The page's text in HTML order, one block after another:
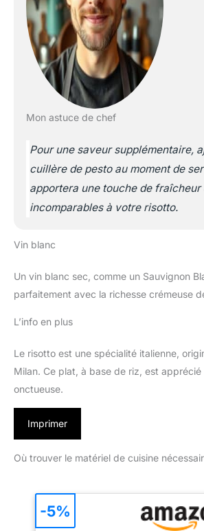
Mon astuce de chef
Pour une saveur supplémentaire,
cuillère de pesto au moment de
apportera une touche de fraîcheur
incomparables à votre risotto.
Vin blanc
Un vin blanc sec, comme un Sauvignon
parfaitement avec la richesse crémeuse
L’info en plus
Le risotto est une spécialité italienne,
Milan. Ce plat, à base de riz, est
onctueuse.
Imprimer
Où trouver le matériel de cuisine
-5%